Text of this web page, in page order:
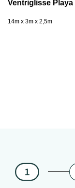
Ventriglisse Playa
14m x 3m x 2,5m